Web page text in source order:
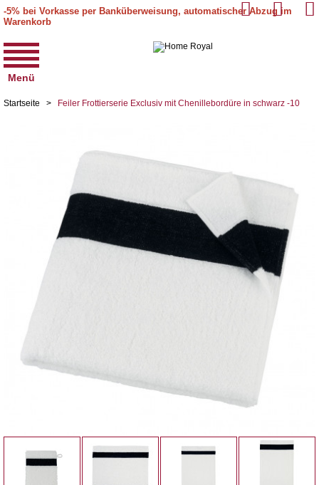
-5% bei Vorkasse per Banküberweisung, automatischer Abzug im
Warenkorb
Menü
Startseite > Feiler Frottierserie Exclusiv mit Chenillebordüre in schwarz -10